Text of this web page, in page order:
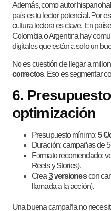
Además, como autor
país es tu lector potencial. Por
cultura lectora es clave. En
Colombia o Argentina hay
digitales que están a solo un
No es cuestión de llegar a
correctos. Eso es segmentar
6.
optimización
Presupuesto mínimo:5 €/
Duración: campañas de
Formato recomendado:
Reels y Stories).
Crea 3versionescon
llamada a la acción).
Una buena campaña no